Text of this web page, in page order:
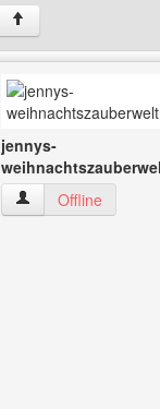
↑
jennys-
jennys-Offline